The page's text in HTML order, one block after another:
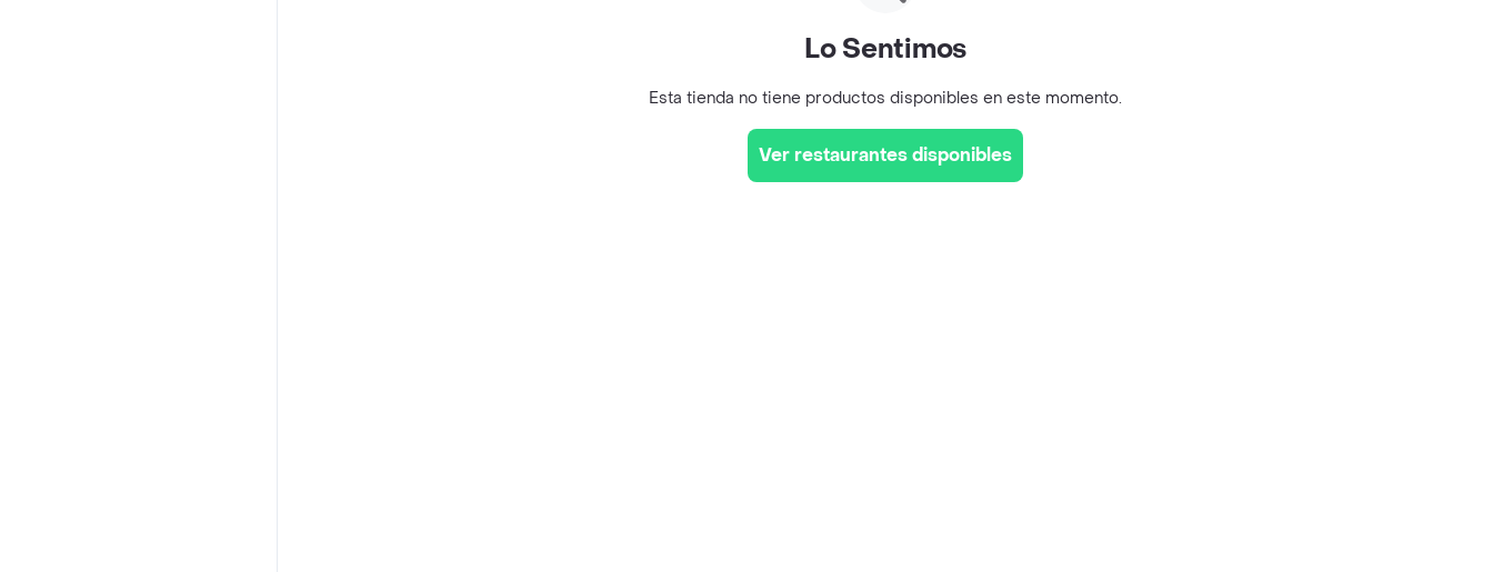
Lo Sentimos
Esta tienda no tiene productos disponibles en este momento.
Ver restaurantes disponibles